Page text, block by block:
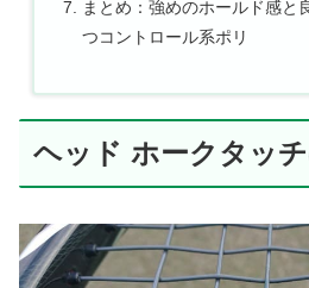
まとめ：強めのホールド感と
つコントロール系ポリ
ヘッド ホークタッ